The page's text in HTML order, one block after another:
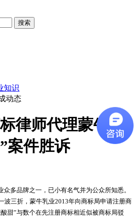
搜索
知识
动态
律师代理蒙牛“青
案件胜诉
众多品牌之一，已小有名气并为公众所知悉。
波三折，蒙牛乳业2013年向商标局申请注册商
甜”与数个在先注册商标相近似被商标局驳